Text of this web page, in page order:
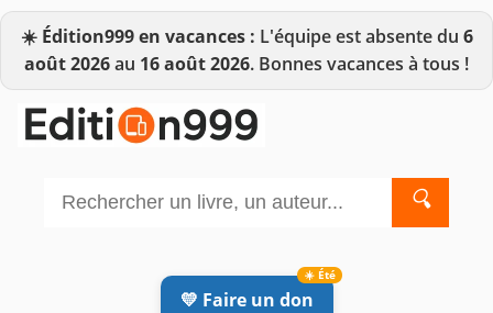
☀️ Édition999 en vacances : L'équipe est absente du 6
août 2026au 16 août 2026. Bonnes vacances à tous !
🔍
💛 Faire un don